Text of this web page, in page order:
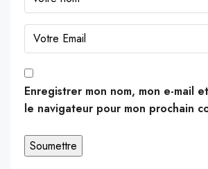
Enregistrer mon nom, mon e-mail
le navigateur pour mon prochain